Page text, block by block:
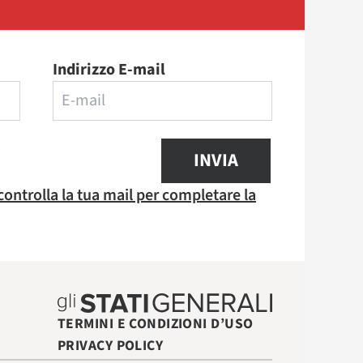
Indirizzo E-mail
INVIA
la tua mail per completare la
TERMINI E CONDIZIONI D’USO
PRIVACY POLICY